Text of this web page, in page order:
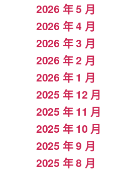
2026 年 5 月
2026 年 4 月
2026 年 3 月
2026 年 2 月
2026 年 1 月
2025 年 12 月
2025 年 11 月
2025 年 10 月
2025 年 9 月
2025 年 8 月